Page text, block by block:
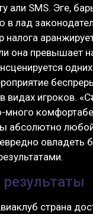
али SMS. Эге,
в лад
налога
она превышает
видах игроков.
много
абсолютно
овладеть
страна